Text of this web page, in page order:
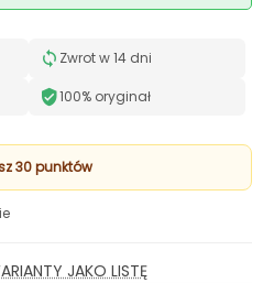
Zwrot w 14 dni
100% oryginał
30 punktów
JAKO LISTĘ